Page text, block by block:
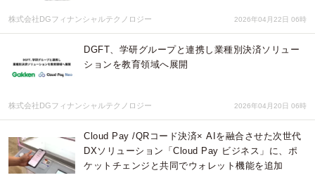
株式会社DGフィナンシャルテクノロジー 2026年04月22日 06時
DGFT、学研グループと連携し業種別決済ソリュー
ションを教育領域へ展開
株式会社DGフィナンシャルテクノロジー 2026年04月20日 06時
Cloud Pay /QRコード決済× AIを融合させた次世代
DXソリューション「Cloud Pay ビジネス」に、ポ
ケットチェンジと共同でウォレット機能を追加